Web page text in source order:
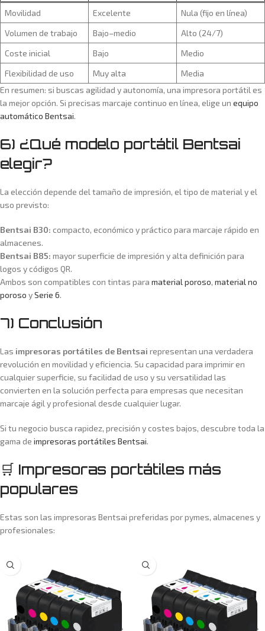
Movilidad Excelente
Nula (fijo en línea)
Volumen de trabajo
Bajo–medio
Alto (24/7)
Coste inicial
Bajo
Medio
Flexibilidad de uso
Muy alta
Media
En resumen: si buscas agilidad y autonomía, una impresora portátil es
la mejor opción. Si precisas marcaje continuo en línea, elige un equipo
automático Bentsai.
6) ¿Qué modelo portátil Bentsai
elegir?
La elección depende del tamaño de impresión, el tipo de material y el
uso previsto:
Bentsai B30: compacto, económico y práctico para marcaje rápido en
almacenes.
Bentsai B85: mayor superficie de impresión y alta definición para
logos y códigos QR.
Ambos son compatibles con tintas para material poroso, material no
poroso ySerie 6.
7) Conclusión
Las impresoras portátiles de Bentsai representan una verdadera
revolución en movilidad y eficiencia. Su capacidad para imprimir en
cualquier superficie, su facilidad de uso y su versatilidad las
convierten en la solución perfecta para empresas que necesitan
marcaje ágil y profesional desde cualquier lugar.
Si tu negocio busca rapidez, precisión y costes bajos, descubre toda la
gama de impresoras portátiles Bentsai.
🛒 Impresoras portátiles más
populares
Estas son las impresoras Bentsai preferidas por pymes, almacenes y
profesionales: